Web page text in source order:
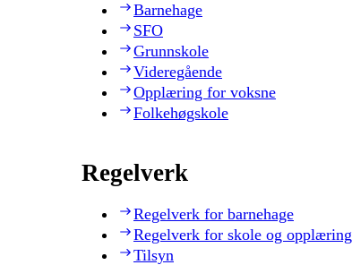
Barnehage
SFO
Grunnskole
Videregående
Opplæring for voksne
Folkehøgskole
Regelverk
Regelverk for barnehage
Regelverk for skole og opplæring
Tilsyn